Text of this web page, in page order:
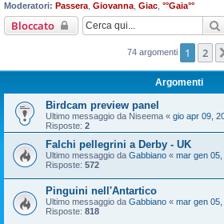
Moderatori: Passera Giovanna Giac °°Gaia°°
Bloccato
74 argomenti 1 2
Argomenti
Birdcam preview panel
Ultimo messaggio da Niseema « gio apr 09,
Risposte: 2
Falchi pellegrini a Derby - UK
Ultimo messaggio da Gabbiano « mar gen
Risposte: 572
Pinguini nell'Antartico
Ultimo messaggio da Gabbiano « mar gen
Risposte: 818